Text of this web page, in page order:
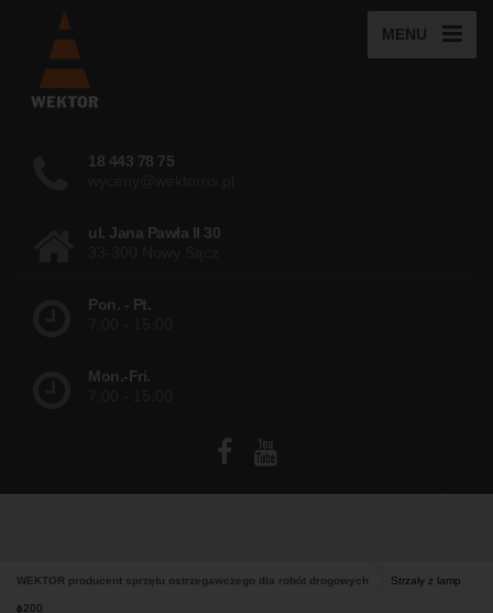
MENU
18 443 78 75
ul. Jana Pawła II 30
Pon. - Pt.
Mon.-Fri.
WEKTOR producent sprzętu ostrzegawczego dla robót drogowych Strzały z lamp
ɸ200